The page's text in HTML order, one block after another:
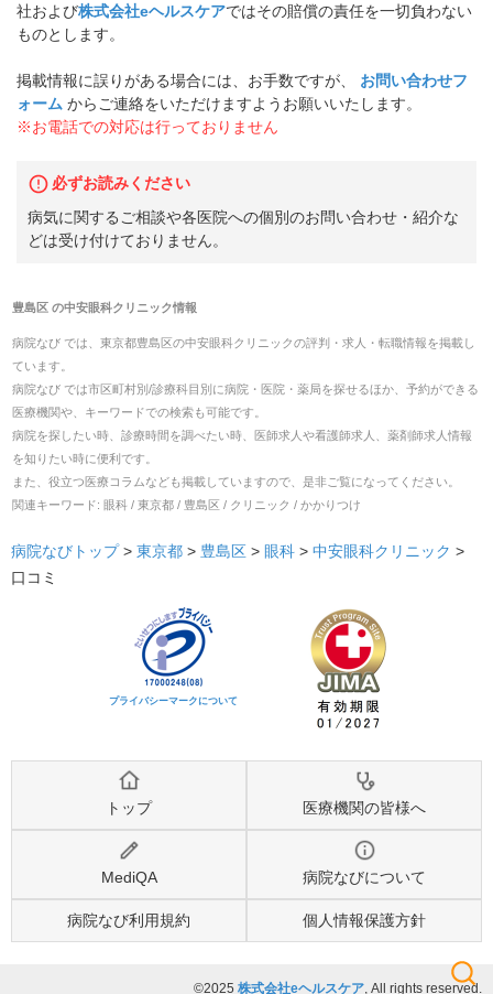
社および株式会社eヘルスケアではその賠償の責任を一切負わない
ものとします。
掲載情報に誤りがある場合には、お手数ですが、
お問い合わせフ
ォーム からご連絡をいただけますようお願いいたします。
※お電話での対応は行っておりません
必ずお読みください
病気に関するご相談や各医院への個別のお問い合わせ・紹介な
どは受け付けておりません。
豊島区の中安眼科クリニック情報
病院なび では、 東京都豊島区の中安眼科クリニックの評判・求人・転職情報を掲載し
ています。
病院なび では市区町村別/診療科目別に病院・医院・薬局を探せるほか、予約ができる
医療機関や、キーワードでの検索も可能です。
病院を探したい時、診療時間を調べたい時、医師求人や看護師求人、薬剤師求人情報
を知りたい時に便利です。
また、役立つ医療コラムなども掲載していますので、是非ご覧になってください。
関連キーワード: 眼科 / 東京都 / 豊島区 / クリニック / かかりつけ
病院なびトップ > 東京都 > 豊島区 > 眼科 > 中安眼科クリニック >
口コミ
プライバシーマークについて
トップ 医療機関の皆様へ
MediQA 病院なびについて
病院なび利用規約 個人情報保護方針
©2025 株式会社eヘルスケア, All rights reserved.